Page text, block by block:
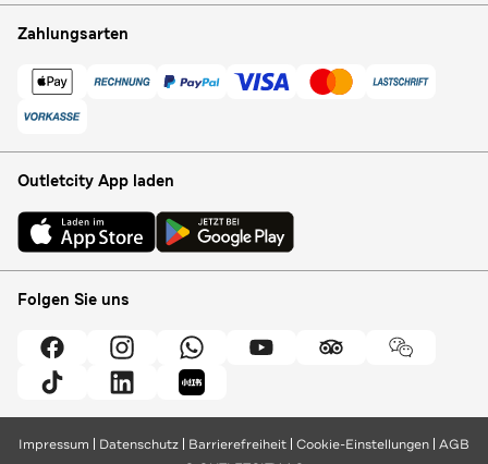
Zahlungsarten
Outletcity App laden
Folgen Sie uns
Impressum Datenschutz Barrierefreiheit Cookie-Einstellungen AGB